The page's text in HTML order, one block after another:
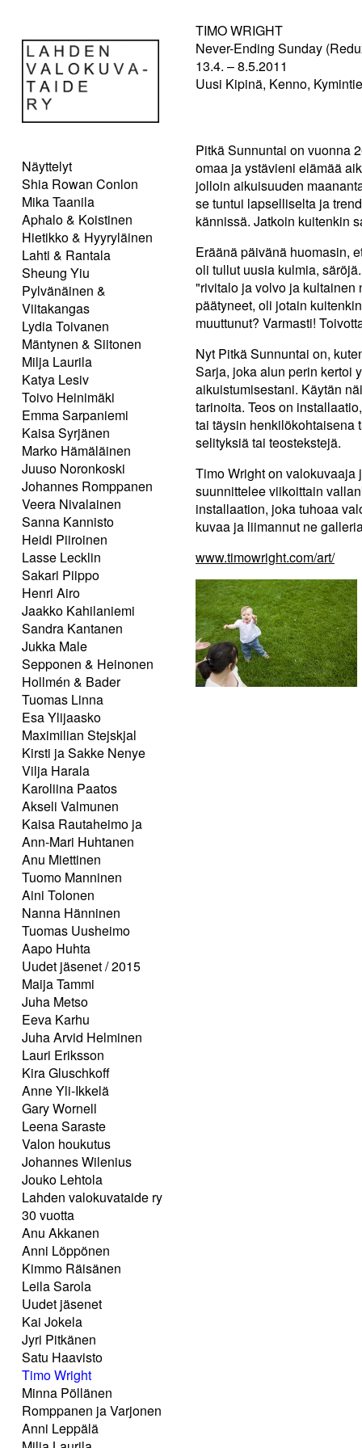
Näyttelyt
Shia Rowan Conlon
Mika Taanila
Aphalo & Koistinen
Hietikko & Hyyryläinen
Lahti & Rantala
Sheung Yiu
Pylvänäinen &
Viitakangas
Lydia Toivanen
Mäntynen & Siitonen
Milja Laurila
Katya Lesiv
Toivo Heinimäki
Emma Sarpaniemi
Kaisa Syrjänen
Marko Hämäläinen
Juuso Noronkoski
Johannes Romppanen
Veera Nivalainen
Sanna Kannisto
Heidi Piiroinen
Lasse Lecklin
Sakari Piippo
Henri Airo
Jaakko Kahilaniemi
Sandra Kantanen
Jukka Male
Sepponen & Heinonen
Hollmén & Bader
Tuomas Linna
Esa Ylijaasko
Maximilian Stejskjal
Kirsti ja Sakke Nenye
Vilja Harala
Karoliina Paatos
Akseli Valmunen
Kaisa Rautaheimo ja
Ann-Mari Huhtanen
Anu Miettinen
Tuomo Manninen
Aini Tolonen
Nanna Hänninen
Tuomas Uusheimo
Aapo Huhta
Uudet jäsenet / 2015
Maija Tammi
Juha Metso
Eeva Karhu
Juha Arvid Helminen
Lauri Eriksson
Kira Gluschkoff
Anne Yli-Ikkelä
Gary Wornell
Leena Saraste
Valon houkutus
Johannes Wilenius
Jouko Lehtola
Lahden valokuvataide ry
30 vuotta
Anu Akkanen
Anni Löppönen
Kimmo Räisänen
Leila Sarola
Uudet jäsenet
Kai Jokela
Jyri Pitkänen
Satu Haavisto
Timo Wright
Minna Pöllänen
Romppanen ja Varjonen
Anni Leppälä
TIMO WRIGHT
Never-Ending Sunday
13.4. – 8.5.2011
Uusi Kipinä, Kenno,
Pitkä Sunnuntai on vuonna
omaa ja ystävieni elämää
jolloin aikuisuuden
se tuntui lapselliselta ja
kännissä. Jatkoin kuitenkin
Eräänä päivänä huomasin,
oli tullut uusia kulmia,
"rivitalo ja volvo ja kultainen
päätyneet, oli jotain
muuttunut? Varmasti!
Nyt Pitkä Sunnuntai on,
Sarja, joka alun perin kertoi
aikuistumisestani. Käytän
tarinoita. Teos on
tai täysin henkilökohtaisena
selityksiä tai teostekstejä.
Timo Wright on
suunnittelee viikoittain
installaation, joka tuhoaa
kuvaa ja liimannut ne
www.timowright.com/art/